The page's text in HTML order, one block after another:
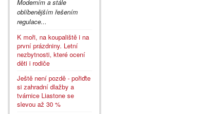
Moderním a stále
oblíbenějším řešením
regulace...
K moři, na koupaliště i na
první prázdniny. Letní
nezbytnosti, které ocení
děti i rodiče
Ještě není pozdě - pořiďte
si zahradní dlažby a
tvárnice Liastone se
slevou až 30 %